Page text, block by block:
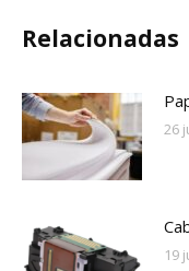
Relacionadas
26
19